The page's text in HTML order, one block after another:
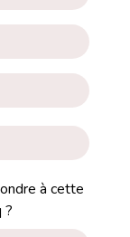
à cette
?